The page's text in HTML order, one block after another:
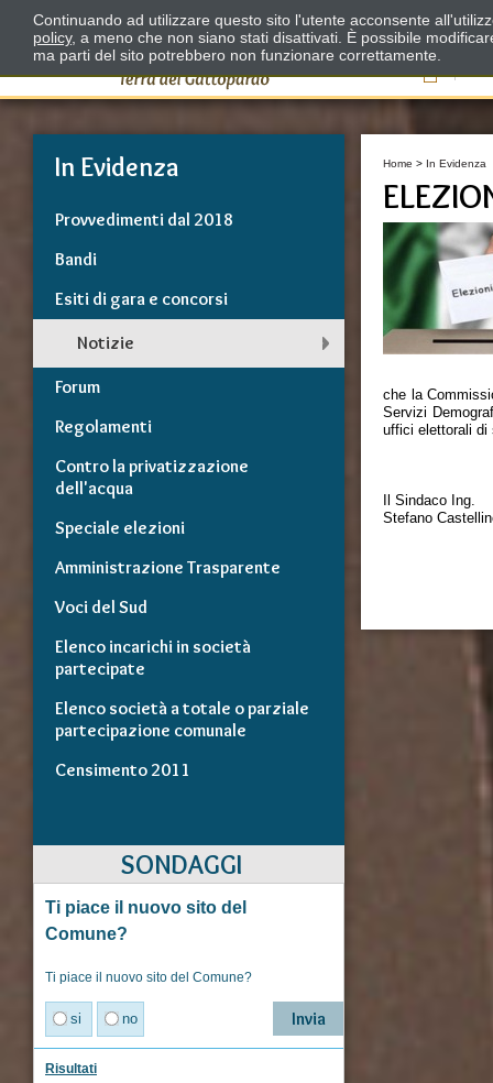
Il
In Evidenza
Provvedimenti dal 2018
Bandi
Esiti di gara e concorsi
Notizie
Forum
Regolamenti
Contro la privatizzazione
dell'acqua
Speciale elezioni
Amministrazione Trasparente
Voci del Sud
Elenco incarichi in società
partecipate
Elenco società a totale o parziale
partecipazione comunale
Censimento 2011
SONDAGGI
Ti piace il nuovo sito del
Comune?
Ti piace il nuovo sito del Comune?
si no
Risultati
Home > In Evidenza
che la
Servizi
uffici elettorali di
Il Sindaco Ing.
Stefano
Continuando ad utilizzare questo sito l'utente acconsente
policy, a meno che non siano stati disattivati. È possibile
ma parti del sito potrebbero non funzionare correttamente.